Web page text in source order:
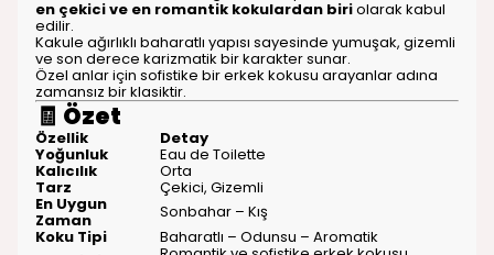
en çekici ve en romantik kokulardan biriolarak kabul
edilir.
Kakule ağırlıklı baharatlı yapısı sayesinde yumuşak, gizemli
ve son derece karizmatik bir karakter sunar.
Özel anlar için sofistike bir erkek kokusu arayanlar adına
zamansız bir klasiktir.
🧾 Özet
Özellik Detay
Yoğunluk Eau de Toilette
Kalıcılık Orta
Tarz Çekici, Gizemli
En Uygun
Zaman
Sonbahar – Kış
Koku Tipi
Baharatlı – Odunsu – Aromatik